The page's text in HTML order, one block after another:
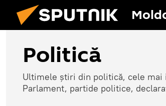
Politică
Ultimele știri din politică, cele mai
Parlament, partide politice,